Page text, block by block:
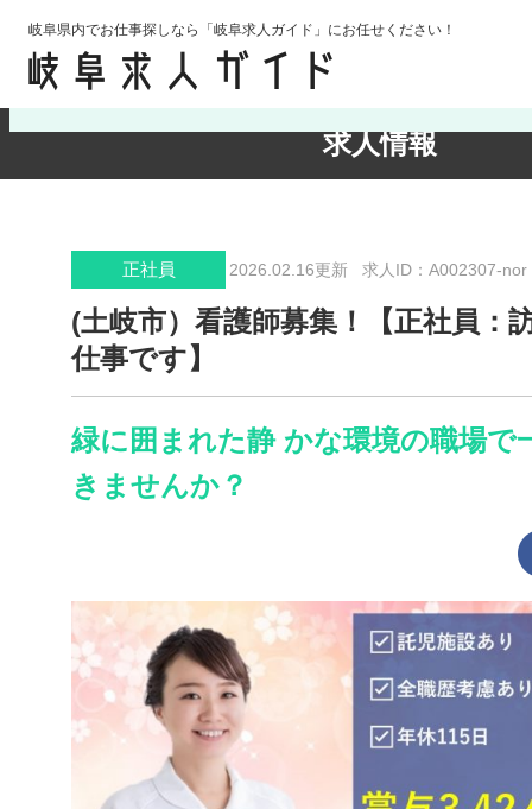
岐阜県内でお仕事探しなら「岐阜求人ガイド」にお任せください！
求人情報
検索条件の確認・変更
正社員 2026.02.16更新 求人ID：A002307-nor
(土岐市）看護師募集！【正社員：
仕事です】
緑に囲まれた静 かな環境の職場で
きませんか？